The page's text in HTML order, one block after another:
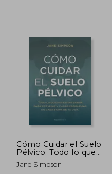
dcto.
$ 2.146
Cómo Cuidar el Suelo
Pélvico: Todo lo que
Necesitas Saber Para
Prevenir y Curar
Jane Simpson